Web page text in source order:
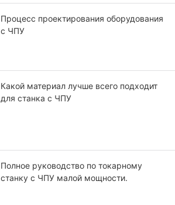
Процесс проектирования оборудования
с ЧПУ
Какой материал лучше всего подходит
для станка с ЧПУ
Полное руководство по токарному
станку с ЧПУ малой мощности.